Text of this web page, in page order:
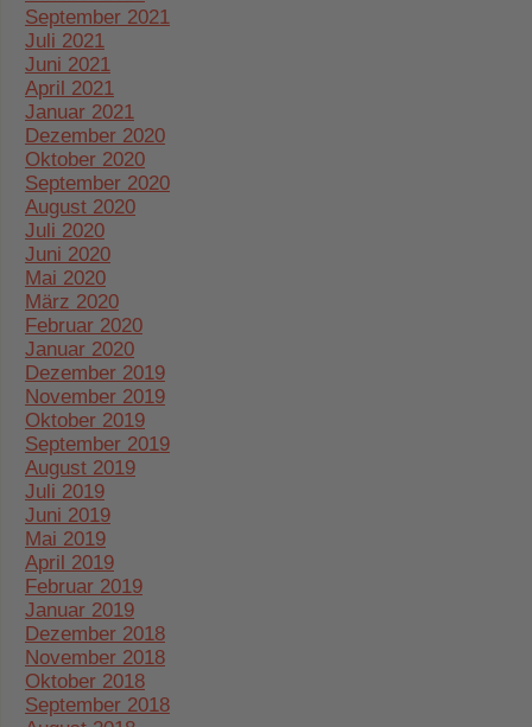
September 2021
Juli 2021
Juni 2021
April 2021
Januar 2021
Dezember 2020
Oktober 2020
September 2020
August 2020
Juli 2020
Juni 2020
Mai 2020
März 2020
Februar 2020
Januar 2020
Dezember 2019
November 2019
Oktober 2019
September 2019
August 2019
Juli 2019
Juni 2019
Mai 2019
April 2019
Februar 2019
Januar 2019
Dezember 2018
November 2018
Oktober 2018
September 2018